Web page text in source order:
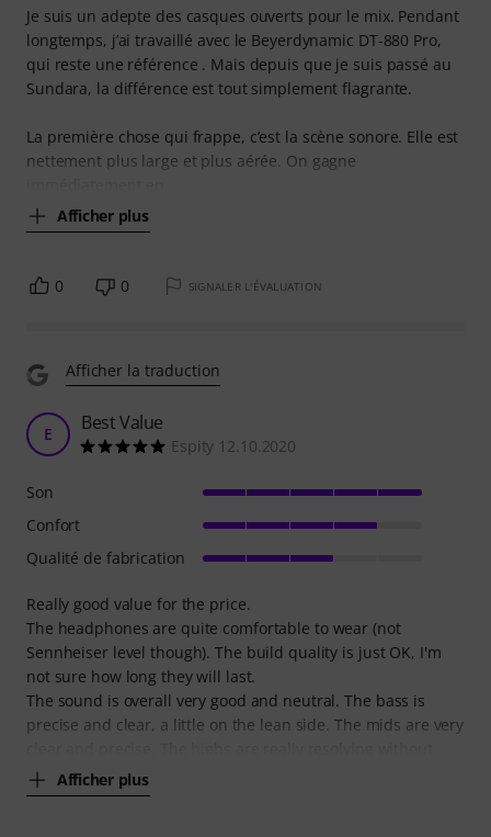
Je suis un adepte des casques ouverts pour le mix. Pendant
longtemps, j’ai travaillé avec le Beyerdynamic DT-880 Pro,
qui reste une référence . Mais depuis que je suis passé au
Sundara, la différence est tout simplement flagrante.
La première chose qui frappe, c’est la scène sonore. Elle est
nettement plus large et plus aérée. On gagne
Afficher plus
0 0 SIGNALER L'ÉVALUATION
Afficher la traduction
E Best Value
Espity 12.10.2020
Really good value for the price.
The headphones are quite comfortable to wear (not
Sennheiser level though). The build quality is just OK, I'm
not sure how long they will last.
The sound is overall very good and neutral. The bass is
precise and clear, a little on the lean side. The mids are very
Afficher plus
Son
Confort
Qualité de fabrication